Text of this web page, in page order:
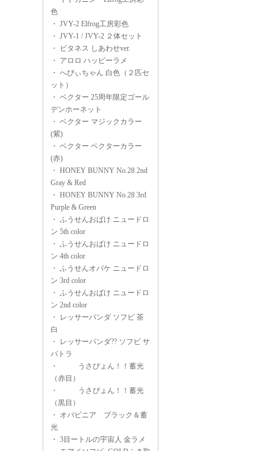
色
・ JVY-2 Elfrog工房彩色
・ JVY-1 / JVY-2 ２体セット
・
ビタネス しあわせver.
・ アロロ ハッピーラメ
・ へびぃちゃん 白色（２匹セ
ット）
・ ベクター 25周年限定ゴール
デンホーネット
・ ベクター マジックカラー
(紫)
・ ベクター ベクターカラー
(赤)
・ HONEY BUNNY No.28 2nd
Gray & Red
・ HONEY BUNNY No.28 3rd
Purple & Green
・ ふうせんおばけ ニュードロ
ン 5th color
・ ふうせんおばけ ニュードロ
ン 4th color
・ ふうせんオバケ ニュードロ
ン 3rd color
・ ふうせんおばけ ニュードロ
ン 2nd color
・
レッサーパンダ ソフビ 茶
白
・
レッサーパンダ?? ソフビ サ
バトラ
・
うさぴょん！！蓄光
（赤目）
・
うさぴょん！！蓄光
（黒目）
・ オパビニア ブラック＆蓄
光
・ 3目ートルの宇宙人 金ラメ